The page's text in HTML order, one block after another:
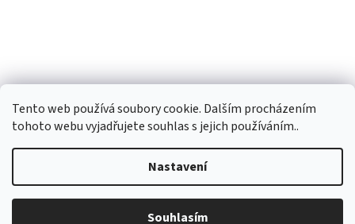
Tento web používá soubory cookie. Dalším procházením
tohoto webu vyjadřujete souhlas s jejich používáním..
Nastavení
Souhlasím
Vytvořil Shoptet
DAVITY. Všechna práva vyhrazena.